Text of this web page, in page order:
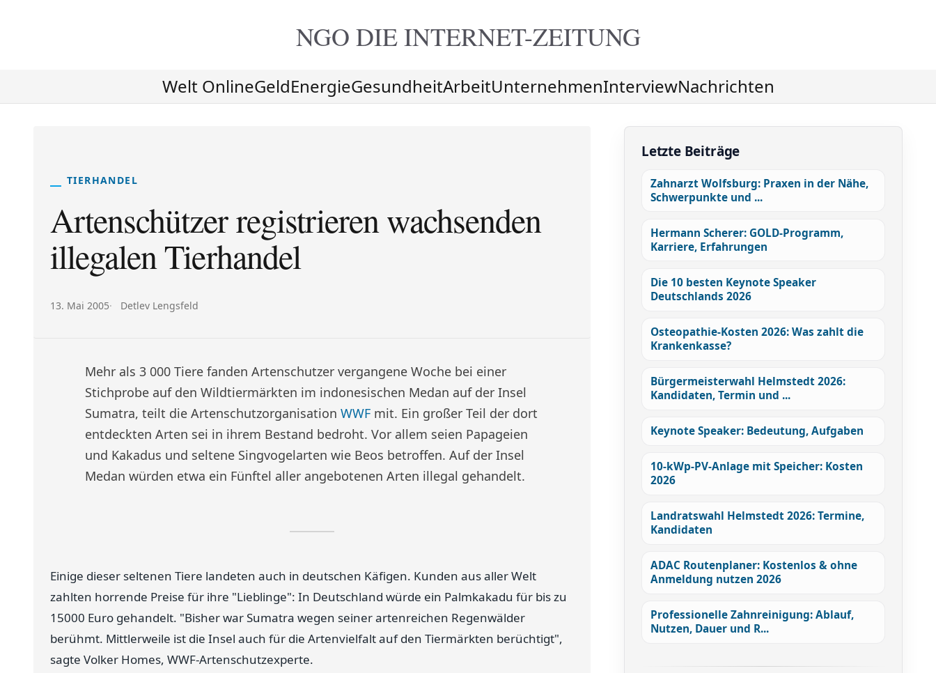
NGO DIEINTERNET-ZEITUNG
Welt OnlineGeldEnergieGesundheitArbeitUnternehmenInterviewNachrichten
TIERHANDEL
Artenschützer registrieren wachsenden
illegalen Tierhandel
Veröffentlicht am:
13. Mai 2005 Autor:
Detlev Lengsfeld
Mehr als 3 000 Tiere fanden Artenschutzer vergangene Woche bei einer
Stichprobe auf den Wildtiermärkten im indonesischen Medan auf der Insel
Sumatra, teilt die Artenschutzorganisation WWF mit. Ein großer Teil der dort
entdeckten Arten sei in ihrem Bestand bedroht. Vor allem seien Papageien
und Kakadus und seltene Singvogelarten wie Beos betroffen. Auf der Insel
Medan würden etwa ein Fünftel aller angebotenen Arten illegal gehandelt.
Einige dieser seltenen Tiere landeten auch in deutschen Käfigen. Kunden aus aller Welt
zahlten horrende Preise für ihre "Lieblinge": In Deutschland würde ein Palmkakadu für bis zu
15000 Euro gehandelt. "Bisher war Sumatra wegen seiner artenreichen Regenwälder
berühmt. Mittlerweile ist die Insel auch für die Artenvielfalt auf den Tiermärkten berüchtigt",
sagte Volker Homes, WWF-Artenschutzexperte.
Letzte Beiträge
Zahnarzt Wolfsburg: Praxen in der Nähe,
Schwerpunkte und ...
Hermann Scherer: GOLD-Programm,
Karriere, Erfahrungen
Die 10 besten Keynote Speaker
Deutschlands 2026
Osteopathie-Kosten 2026: Was zahlt die
Krankenkasse?
Bürgermeisterwahl Helmstedt 2026:
Kandidaten, Termin und ...
Keynote Speaker: Bedeutung, Aufgaben
10-kWp-PV-Anlage mit Speicher: Kosten
2026
Landratswahl Helmstedt 2026: Termine,
Kandidaten
ADAC Routenplaner: Kostenlos & ohne
Anmeldung nutzen 2026
Professionelle Zahnreinigung: Ablauf,
Nutzen, Dauer und R...